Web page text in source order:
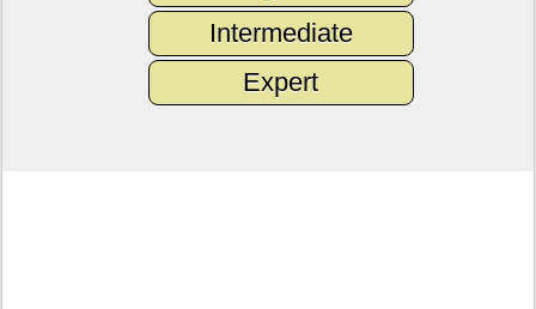
Intermediate
Expert